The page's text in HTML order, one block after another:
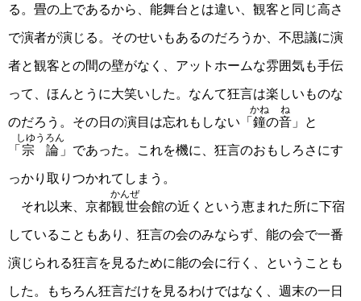
る。畳の上であるから、能舞台とは違い、観客と同じ高さ
で演者が演じる。そのせいもあるのだろうか、不思議に演
者と観客との間の壁がなく、アットホームな雰囲気も手伝
って、ほんとうに大笑いした。なんて狂言は楽しいものな
のだろう。その日の演目は忘れもしない「 鐘
かね
の音
ね
」と
「 宗論
しゆうろん
」であった。これを機に、狂言のおもしろさにす
っかり取りつかれてしまう。
それ以来、京都観世
かんぜ
会館の近くという恵まれた所に下宿
していることもあり、狂言の会のみならず、能の会で一番
演じられる狂言を見るために能の会に行く、ということも
した。もちろん狂言だけを見るわけではなく、週末の一日